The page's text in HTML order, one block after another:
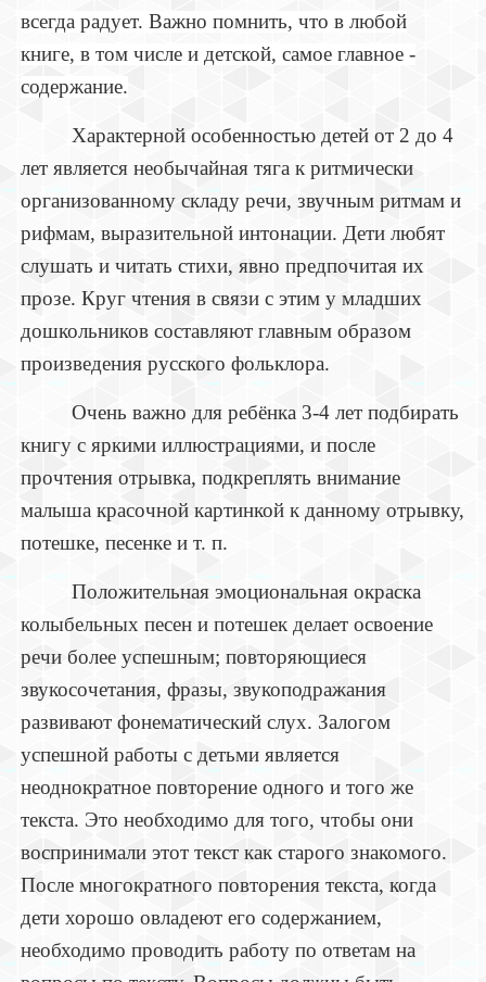
всегда радует. Важно помнить, что в любой
книге, в том числе и детской, самое главное -
содержание.
Характерной особенностью детей от 2 до 4
лет является необычайная тяга к ритмически
организованному складу речи, звучным ритмам и
рифмам, выразительной интонации. Дети любят
слушать и читать стихи, явно предпочитая их
прозе. Круг чтения в связи с этим у младших
дошкольников составляют главным образом
произведения русского фольклора.
Очень важно для ребёнка 3-4 лет подбирать
книгу с яркими иллюстрациями, и после
прочтения отрывка, подкреплять внимание
малыша красочной картинкой к данному отрывку,
потешке, песенке и т. п.
Положительная эмоциональная окраска
колыбельных песен и потешек делает освоение
речи более успешным; повторяющиеся
звукосочетания, фразы, звукоподражания
развивают фонематический слух. Залогом
успешной работы с детьми является
неоднократное повторение одного и того же
текста. Это необходимо для того, чтобы они
воспринимали этот текст как старого знакомого.
После многократного повторения текста, когда
дети хорошо овладеют его содержанием,
необходимо проводить работу по ответам на